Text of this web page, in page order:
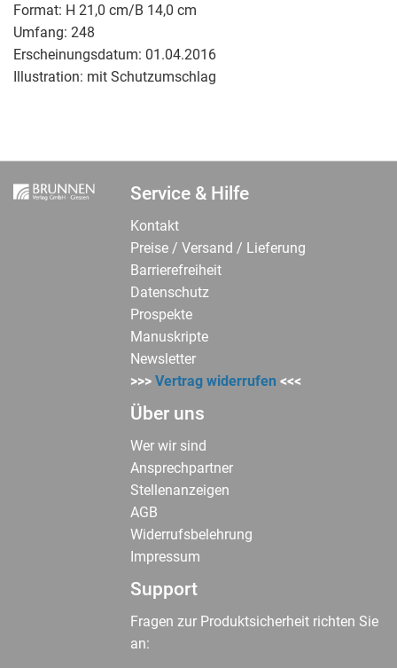
Format: H 21,0 cm/B 14,0 cm
Umfang: 248
Erscheinungsdatum: 01.04.2016
Illustration: mit Schutzumschlag
Service & Hilfe
Kontakt
Preise / Versand / Lieferung
Barrierefreiheit
Datenschutz
Prospekte
Manuskripte
Newsletter
>>>Vertrag widerrufen <<<
Über uns
Wer wir sind
Ansprechpartner
Stellenanzeigen
AGB
Widerrufsbelehrung
Impressum
Support
Fragen zur Produktsicherheit richten Sie
an: